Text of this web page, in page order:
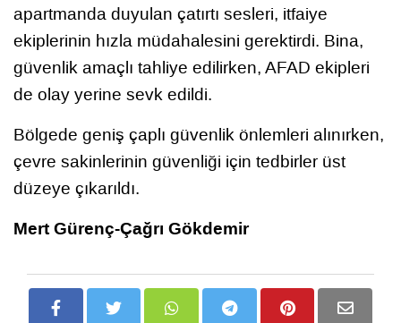
apartmanda duyulan çatırtı sesleri, itfaiye
ekiplerinin hızla müdahalesini gerektirdi. Bina,
güvenlik amaçlı tahliye edilirken, AFAD ekipleri
de olay yerine sevk edildi.
Bölgede geniş çaplı güvenlik önlemleri alınırken,
çevre sakinlerinin güvenliği için tedbirler üst
düzeye çıkarıldı.
Mert Gürenç-Çağrı Gökdemir